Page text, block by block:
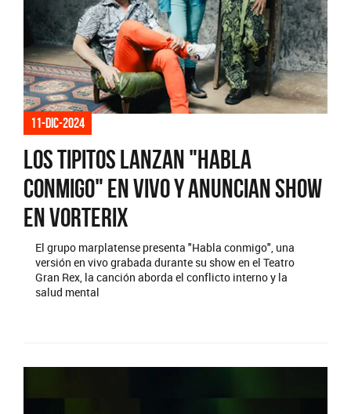
11-dic-2024
Los Tipitos lanzan "Habla
conmigo" en vivo y anuncian show
en Vorterix
El grupo marplatense presenta "Habla conmigo", una
versión en vivo grabada durante su show en el Teatro
Gran Rex, la canción aborda el conflicto interno y la
salud mental